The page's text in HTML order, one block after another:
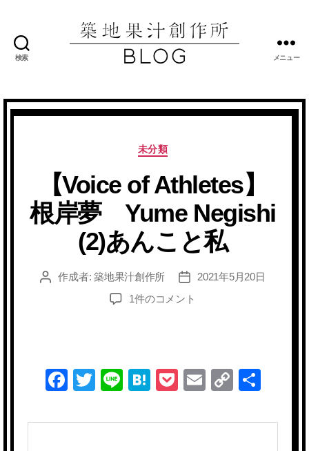
検索
果
汁
作
所
ブ
ロ
グ
メニュー
カ
ゴ
リ
ー
未分類
【Voice of Athletes】
根岸夢 Yume Negishi
(2)あんこと私
投
作成者:築地果汁創作所
投
稿
日
2021年5月20日
【Voice
夢
Yume
(
1件のコメント
F
c
T
tt
Li
e
H
e
P
ck
E
ail
C
p
共